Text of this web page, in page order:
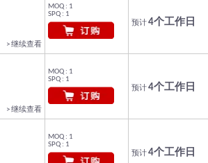
> 继续查看
MOQ : 1
SPQ : 1
预计4个工作日
> 继续查看
MOQ : 1
SPQ : 1
预计4个工作日
MOQ : 1
SPQ : 1
预计4个工作日